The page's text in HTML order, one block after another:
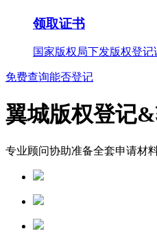
领取证书
国家版权局下发版权登记
免费查询能否登记
翼城版权登记
专业顾问协助准备全套申请材